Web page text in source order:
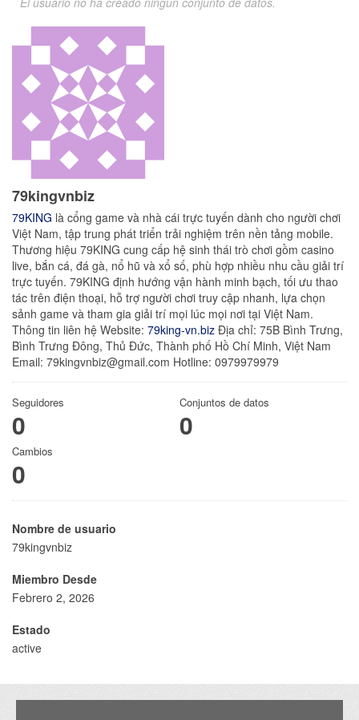
79kingvnbiz
79KING là cổng game và nhà cái trực tuyến dành cho người chơi
Việt Nam, tập trung phát triển trải nghiệm trên nền tảng mobile.
Thương hiệu 79KING cung cấp hệ sinh thái trò chơi gồm casino
live, bắn cá, đá gà, nổ hũ và xổ số, phù hợp nhiều nhu cầu giải trí
trực tuyến. 79KING định hướng vận hành minh bạch, tối ưu thao
tác trên điện thoại, hỗ trợ người chơi truy cập nhanh, lựa chọn
sảnh game và tham gia giải trí mọi lúc mọi nơi tại Việt Nam.
Thông tin liên hệ Website: 79king-vn.biz Địa chỉ: 75B Bình Trưng,
Bình Trưng Đông, Thủ Đức, Thành phố Hồ Chí Minh, Việt Nam
Email: 79kingvnbiz@gmail.com Hotline: 0979979979
Seguidores
0
Conjuntos de datos
0
Cambios
0
Nombre de usuario
79kingvnbiz
Miembro Desde
Febrero 2, 2026
Estado
active